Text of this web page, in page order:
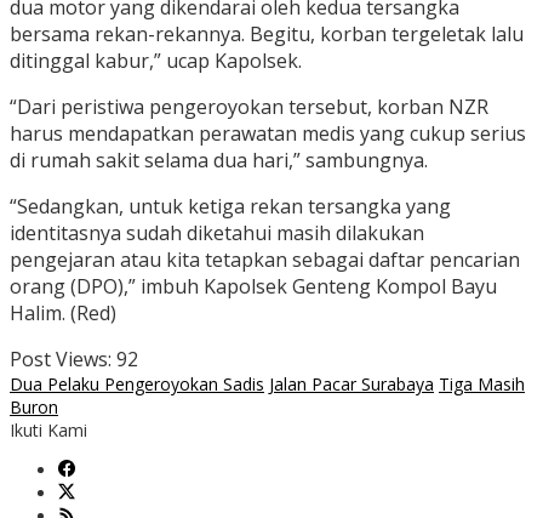
dua motor yang dikendarai oleh kedua tersangka
bersama rekan-rekannya. Begitu, korban tergeletak lalu
ditinggal kabur,” ucap Kapolsek.
“Dari peristiwa pengeroyokan tersebut, korban NZR
harus mendapatkan perawatan medis yang cukup serius
di rumah sakit selama dua hari,” sambungnya.
“Sedangkan, untuk ketiga rekan tersangka yang
identitasnya sudah diketahui masih dilakukan
pengejaran atau kita tetapkan sebagai daftar pencarian
orang (DPO),” imbuh Kapolsek Genteng Kompol Bayu
Halim. (Red)
Post Views: 92
Dua Pelaku Pengeroyokan Sadis Jalan Pacar Surabaya Tiga Masih
Buron
Ikuti Kami